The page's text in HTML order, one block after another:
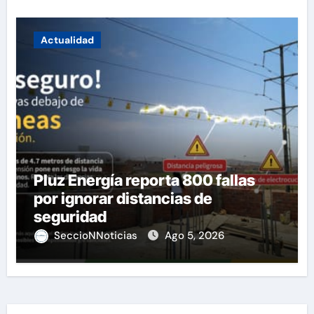
Actualidad
Pluz Energía reporta 800 fallas
por ignorar distancias de
seguridad
SeccioNNoticias Ago 5, 2026